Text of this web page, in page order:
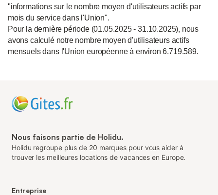
"informations sur le nombre moyen d'utilisateurs actifs par
mois du service dans l'Union".
Pour la dernière période (01.05.2025 - 31.10.2025), nous
avons calculé notre nombre moyen d'utilisateurs actifs
mensuels dans l'Union européenne à environ 6.719.589.
Nous faisons partie de Holidu.
Holidu regroupe plus de 20 marques pour vous aider à
trouver les meilleures locations de vacances en Europe.
Entreprise